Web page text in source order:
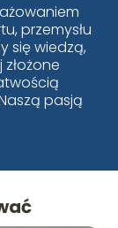
przemysłu
się wiedzą,
pasją